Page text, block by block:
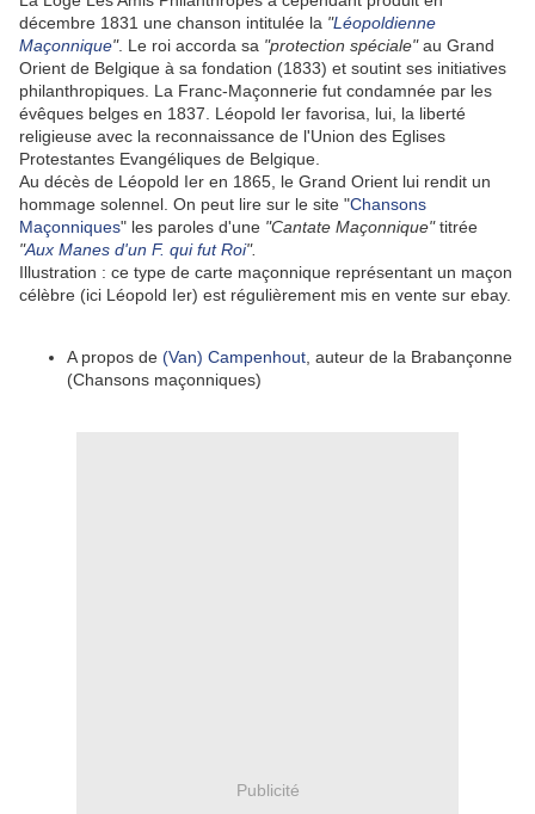
décembre 1831 une chanson intitulée la "Léopoldienne
Maçonnique". Le roi accorda sa "protection spéciale"au Grand
Orient de Belgique à sa fondation (1833) et soutint ses initiatives
philanthropiques. La Franc-Maçonnerie fut condamnée par les
évêques belges en 1837. Léopold Ier favorisa, lui, la liberté
religieuse avec la reconnaissance de l'Union des Eglises
Protestantes Evangéliques de Belgique.
Au décès de Léopold Ier en 1865, le Grand Orient lui rendit un
hommage solennel. On peut lire sur le site "Chansons
Maçonniques" les paroles d'une "Cantate Maçonnique"titrée
"Aux Manes d'un F. qui fut Roi".
Illustration : ce type de carte maçonnique représentant un maçon
célèbre (ici Léopold Ier) est régulièrement mis en vente sur ebay.
A propos de (Van) Campenhout , auteur de la Brabançonne
(Chansons maçonniques)
Publicité